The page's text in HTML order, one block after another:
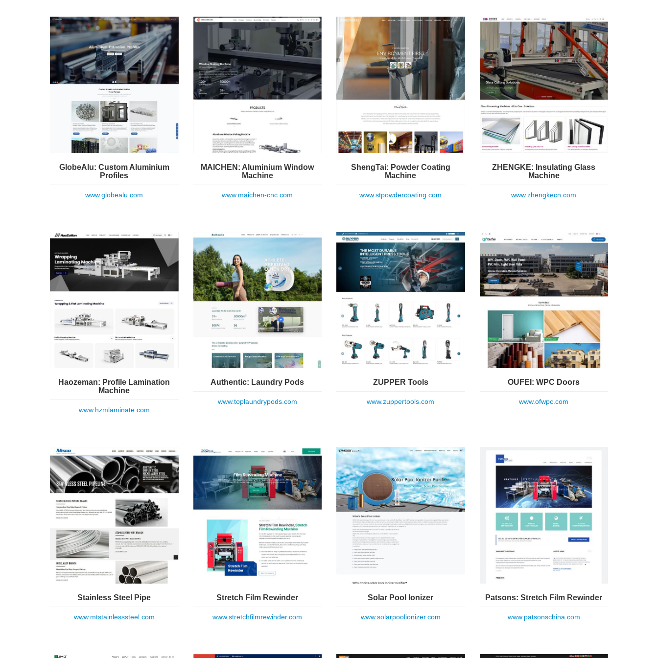
GlobeAlu: Custom Aluminium
Profiles
www.globealu.com
MAICHEN: Aluminium Window
Machine
www.maichen-cnc.com
ShengTai: Powder Coating
Machine
www.stpowdercoating.com
ZHENGKE: Insulating Glass
Machine
www.zhengkecn.com
Haozeman: Profile Lamination
Machine
www.hzmlaminate.com
Authentic: Laundry Pods
www.toplaundrypods.com
ZUPPER Tools
www.zuppertools.com
OUFEI: WPC Doors
www.ofwpc.com
Stainless Steel Pipe
www.mtstainlesssteel.com
Stretch Film Rewinder
www.stretchfilmrewinder.com
Solar Pool Ionizer
www.solarpoolionizer.com
Patsons: Stretch Film Rewinder
www.patsonschina.com